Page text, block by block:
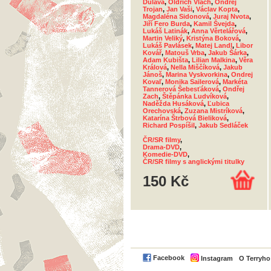
Dulava, Oldřich Vlach, Ondřej
Trojan, Jan Vaši, Václav Kopta,
Magdaléna Sidonová, Juraj Nvota,
Jiří Fero Burda, Kamil Švejda,
Lukáš Latinák, Anna Věrtelářová,
Martin Veliký, Kristýna Boková,
Lukáš Pavlásek, Matej Landl, Libor
Kovář, Matouš Vrba, Jakub Šárka,
Adam Kubišta, Lilian Malkina, Věra
Králová, Nella Miščíková, Jakub
Jánoš, Marina Vyskvorkina, Ondrej
Kovaľ, Monika Sailerová, Markéta
Tannerová Šebesťáková, Ondřej
Zach, Štěpánka Ludvíková,
Naděžda Husáková, Ľubica
Orechovská, Zuzana Mistríková,
Katarína Štrbová Bieliková,
Richard Pospíšil, Jakub Sedláček
ČR/SR filmy,
Drama-DVD,
Komedie-DVD,
ČR/SR filmy s anglickými titulky
150 Kč
Facebook Instagram O